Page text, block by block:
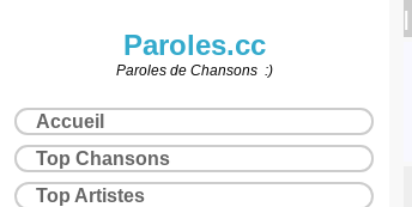
Paroles.cc
Paroles de Chansons :)
Accueil
Top Chansons
Top Artistes